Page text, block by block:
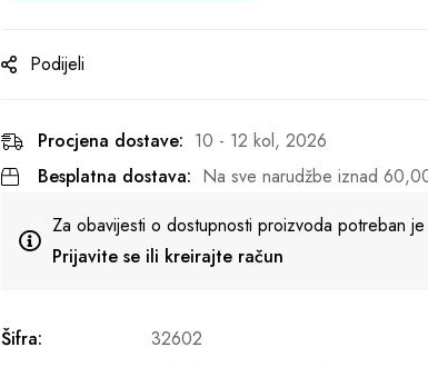
Podijeli
Procjena dostave: 10 - 12 kol, 2026
Besplatna dostava: Na sve narudžbe iznad
Za obavijesti o dostupnosti proizvoda potreban je
Prijavite se ili kreirajte račun
Šifra:
32602